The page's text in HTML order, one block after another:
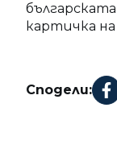
картичка
Сподели: